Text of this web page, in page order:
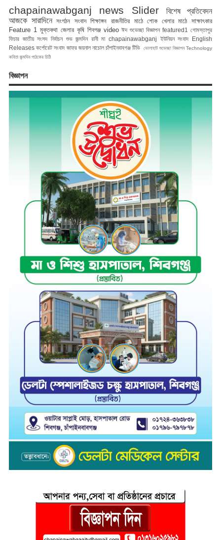
chapainawabganj news Slider
বিশেষ প্রতিবেদন
আজকে সারাদিনে সংগঠন সংবাদ শিক্ষাঙ্গন রাজনীতির মাঠে শোক খেলার মাঠে
সাক্ষাৎকার
Feature 1 মুক্তকথা জেলার কৃষি শিবগঞ্জ video ঈদ শুভেচ্ছা বিজ্ঞাপন featured1
গোমস্তাপুর
ফিচার জাতীয় সংসদ নির্বাচন শুভ জন্মদিন রানী মা chapainawabganj ইউনিয়ন সংবাদ English
Releases কর্পোরেট সংবাদ জাফর জয়নাল নাচোল চাঁপাইনবাবগঞ্জ টিভি ভোলাহাট শুভেচ্ছা বিজ্ঞাপন Technology
কবিতা জন্মদিন পাঠকের চিঠি
বিজ্ঞাপন